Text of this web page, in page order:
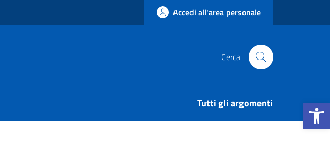
Apri la
Accedi all'area personale
Cerca
Tutti gli argomenti